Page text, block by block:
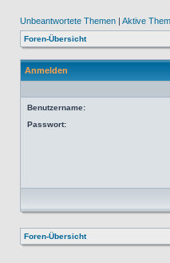
Unbeantwortete Themen | Aktive
Foren-Übersicht
Anmelden
Benutzername:
Passwort:
Foren-Übersicht